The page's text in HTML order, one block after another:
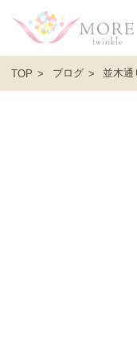
TOP ブログ 並木通